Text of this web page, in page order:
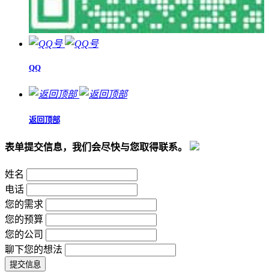
QQ
返回顶部
表单提交信息，我们会尽快与您取得联系。
姓名
电话
您的需求
您的预算
您的公司
聊下您的想法